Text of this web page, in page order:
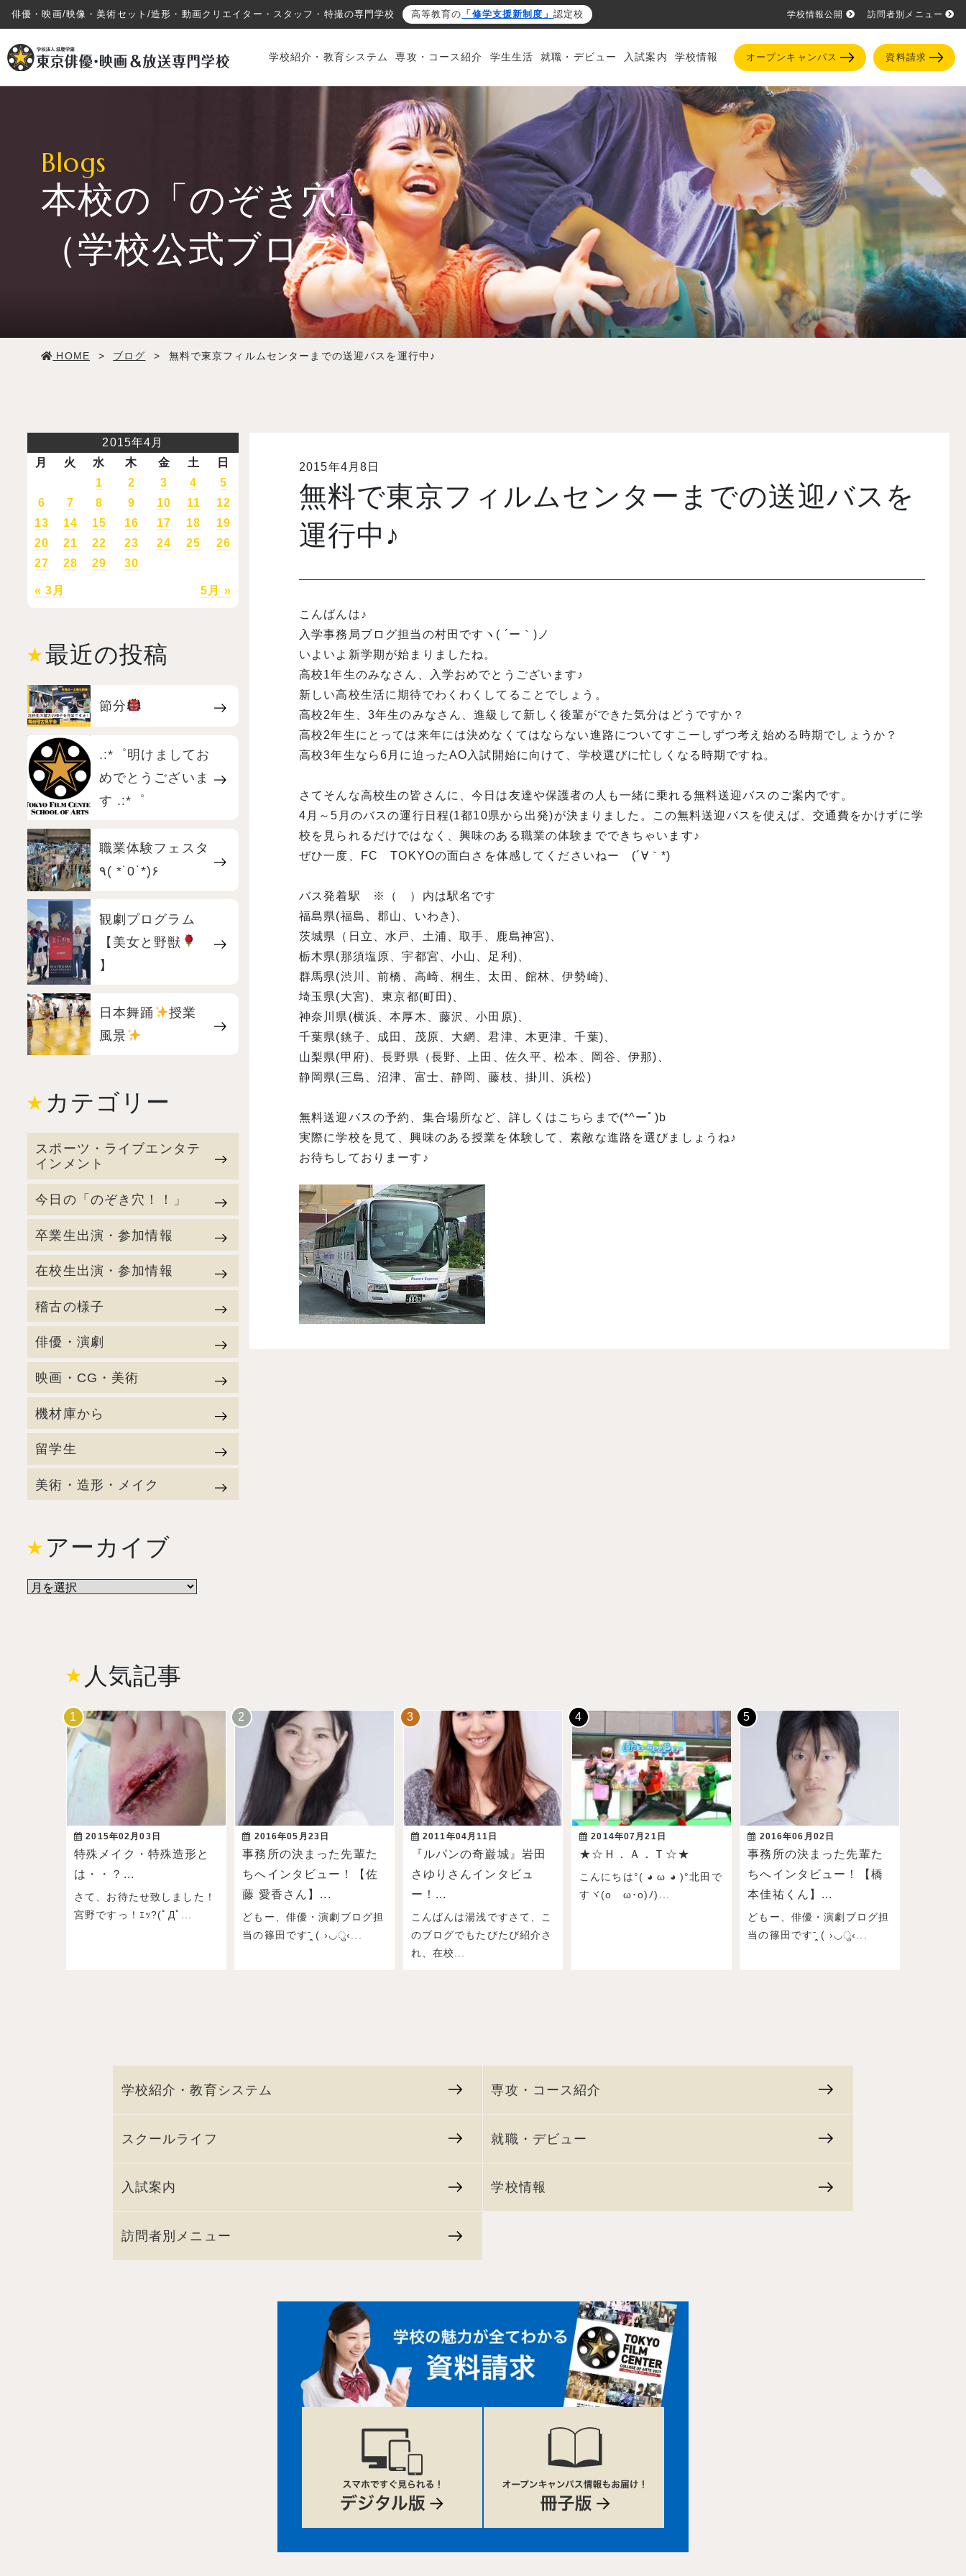
俳優・映画/映像・美術セット/造形・動画クリエイター・スタッフ・特撮の専門学校 高等教育の 「修学支援新制度」 認定校 学校情報公開 訪問者別メニュー
学校紹介・教育システム 専攻・コース紹介 学生生活 就職・デビュー 入試案内 学校情報 オープンキャンパス 資料請求
専攻・コース紹介
学校情報
オープンキャンパス
Blogs
本校の「のぞき穴」
（学校公式ブログ）
HOME > ブログ > 無料で東京フィルムセンターまでの送迎バスを運行中♪
2015年4月8日
無料で東京フィルムセンターまでの送迎バスを
運行中♪
こんばんは♪
入学事務局ブログ担当の村田ですヽ( ´ー｀)ノ
いよいよ新学期が始まりましたね。
高校1年生のみなさん、入学おめでとうございます♪
新しい高校生活に期待でわくわくしてることでしょう。
高校2年生、3年生のみなさん、進級して新しく後輩ができた気分はどうですか？
高校2年生にとっては来年には決めなくてはならない進路についてすこーしずつ考え始める時期でしょうか？
高校3年生なら6月に迫ったAO入試開始に向けて、学校選びに忙しくなる時期ですね。
さてそんな高校生の皆さんに、今日は友達や保護者の人も一緒に乗れる無料送迎バスのご案内です。
4月～5月のバスの運行日程(1都10県から出発)が決まりました。この無料送迎バスを使えば、交通費をかけずに学
校を見られるだけではなく、興味のある職業の体験 までできちゃいます♪
ぜひ一度、FC TOKYOの面白さを体感してくださいねー (´∀｀*)
バス発着駅 ※（ ）内は駅名です
福島県(福島、郡山、いわき)、
茨城県（日立、水戸、土浦、取手、鹿島神宮)、
栃木県(那須塩原、宇都宮、小山、足利)、
群馬県(渋川、前橋、高崎、桐生、太田、館林、伊勢崎)、
埼玉県(大宮)、東京都(町田)、
神奈川県(横浜、本厚木、藤沢、小田原)、
千葉県(銚子、成田、茂原、大網、君津、木更津、千葉)、
山梨県(甲府)、長野県（長野、上田、佐久平、松本、岡谷、伊那)、
静岡県(三島、沼津、富士、静岡、藤枝、掛川、浜松)
無料送迎バスの予約、集合場所など、詳しくは こちら まで(*^ーﾟ)b
実際に学校を見て、興味のある授業を体験して、素敵な進路を選びましょうね♪
お待ちしておりまーす♪
2015年4月
月
火 水 木 金 土 日
« 3月 5月 »
1 2 3 4
5
6
7 8 9 10 11
12
13
14 15 16 17 18
19
20
21 22 23 24 25
26
27
28 29 30
最近の投稿
節分
.:*゜明けましてお
めでとうございま
す .:*゜
職業体験フェスタ
٩( *˙0˙*)۶
観劇プログラム
【美女と野獣
】
日本舞踊
授業
風景
カテゴリー
スポーツ・ライブエンタテ
インメント
今日の「のぞき穴！！」
卒業生出演・参加情報
在校生出演・参加情報
稽古の様子
俳優・演劇
映画・CG・美術
機材庫から
留学生
美術・造形・メイク
アーカイブ
人気記事
2015年02月03日
特殊メイク・特殊造形と
は・・？...
さて、お待たせ致しました！
宮野ですっ！ｴｯ?(ﾟДﾟ...
2016年05月23日
事務所の決まった先輩た
ちへインタビュー！【佐
藤 愛香さん】...
どもー、俳優・演劇ブログ担
当の篠田ですˉ̞̭ ( ›◡ु‹...
2011年04月11日
『ルパンの奇巌城』岩田
さゆりさんインタビュ
ー！...
こんばんは湯浅ですさて、こ
のブログでもたびたび紹介さ
れ、在校...
2014年07月21日
★☆Ｈ．Ａ．Ｔ☆★
こんにちは°( ◕ ω ◕ )°北田で
すヾ(oゝω･o)ﾉ)...
2016年06月02日
事務所の決まった先輩た
ちへインタビュー！【橋
本佳祐くん】...
どもー、俳優・演劇ブログ担
当の篠田ですˉ̞̭ ( ›◡ु‹...
学校紹介・教育システム 専攻・コース紹介
スクールライフ 就職・デビュー
入試案内 学校情報
訪問者別メニュー